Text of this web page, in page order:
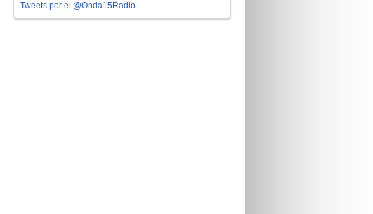
Tweets por el @Onda15Radio.